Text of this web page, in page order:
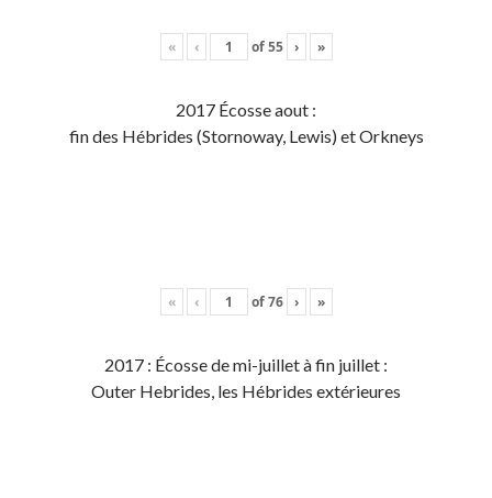
« ‹ of55 › »
2017 Écosse aout :
fin des Hébrides (Stornoway, Lewis) et Orkneys
« ‹ of76 › »
2017 : Écosse de mi-juillet à fin juillet :
Outer Hebrides, les Hébrides extérieures